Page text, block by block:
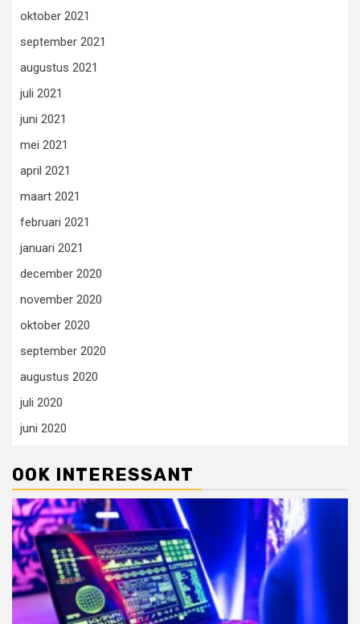
oktober 2021
september 2021
augustus 2021
juli 2021
juni 2021
mei 2021
april 2021
maart 2021
februari 2021
januari 2021
december 2020
november 2020
oktober 2020
september 2020
augustus 2020
juli 2020
juni 2020
OOK INTERESSANT